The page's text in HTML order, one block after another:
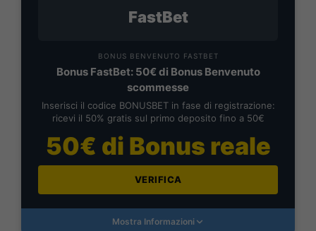
FastBet
BONUS BENVENUTO FASTBET
Bonus FastBet: 50€ di Bonus Benvenuto
scommesse
Inserisci il codice BONUSBET in fase di registrazione:
ricevi il 50% gratis sul primo deposito fino a 50€
50€ di Bonus reale
VERIFICA
Mostra Informazioni